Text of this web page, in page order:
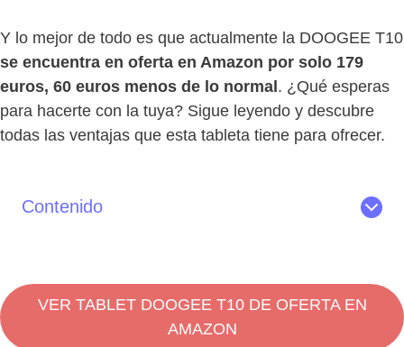
Y lo mejor de todo es que actualmente la DOOGEE T10
se encuentra en oferta en Amazon por solo 179
euros, 60 euros menos de lo normal . ¿Qué esperas
para hacerte con la tuya? Sigue leyendo y descubre
todas las ventajas que esta tableta tiene para ofrecer.
Contenido
Diseño y pantalla
Rendimiento y batería
VER TABLET DOOGEE T10 DE OFERTA EN
AMAZON